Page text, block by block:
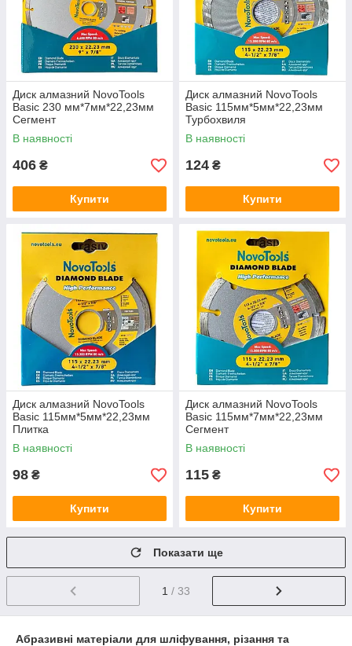
Диск алмазний NovoTools
Basic 230 мм*7мм*22,23мм
Сегмент
В наявності
406 ₴
Купити
Диск алмазний NovoTools
Basic 115мм*5мм*22,23мм
Турбохвиля
В наявності
124 ₴
Купити
Диск алмазний NovoTools
Basic 115мм*5мм*22,23мм
Плитка
В наявності
98 ₴
Купити
Диск алмазний NovoTools
Basic 115мм*7мм*22,23мм
Сегмент
В наявності
115 ₴
Купити
Показати ще
1 / 33
Абразивні матеріали для шліфування, різання та